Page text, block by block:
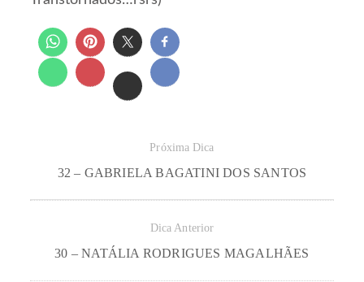
Próxima Dica
32 – GABRIELA BAGATINI DOS SANTOS
Dica Anterior
30 – NATÁLIA RODRIGUES MAGALHÃES